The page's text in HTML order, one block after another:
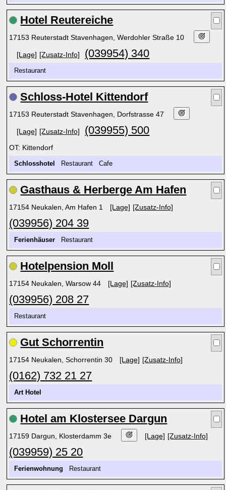
Hotel Reutereiche
17153 Reuterstadt Stavenhagen, Werdohler Straße 10
[Lage] [Zusatz-Info] (039954) 340
Restaurant
Schloss-Hotel Kittendorf
17153 Reuterstadt Stavenhagen, Dorfstrasse 47
[Lage] [Zusatz-Info] (039955) 500
OT: Kittendorf
Schlosshotel Restaurant Cafe
Gasthaus & Herberge Am Hafen
17154 Neukalen, Am Hafen 1 [Lage] [Zusatz-Info]
(039956) 204 39
Ferienhäuser Restaurant
Hotelpension Moll
17154 Neukalen, Warsow 44 [Lage] [Zusatz-Info]
(039956) 208 27
Restaurant
Gut Schorrentin
17154 Neukalen, Schorrentin 30 [Lage] [Zusatz-Info]
(0162) 732 21 27
Art Hotel
Hotel am Klostersee Dargun
17159 Dargun, Klosterdamm 3e [Lage] [Zusatz-Info]
(039959) 25 20
Ferienwohnung Restaurant